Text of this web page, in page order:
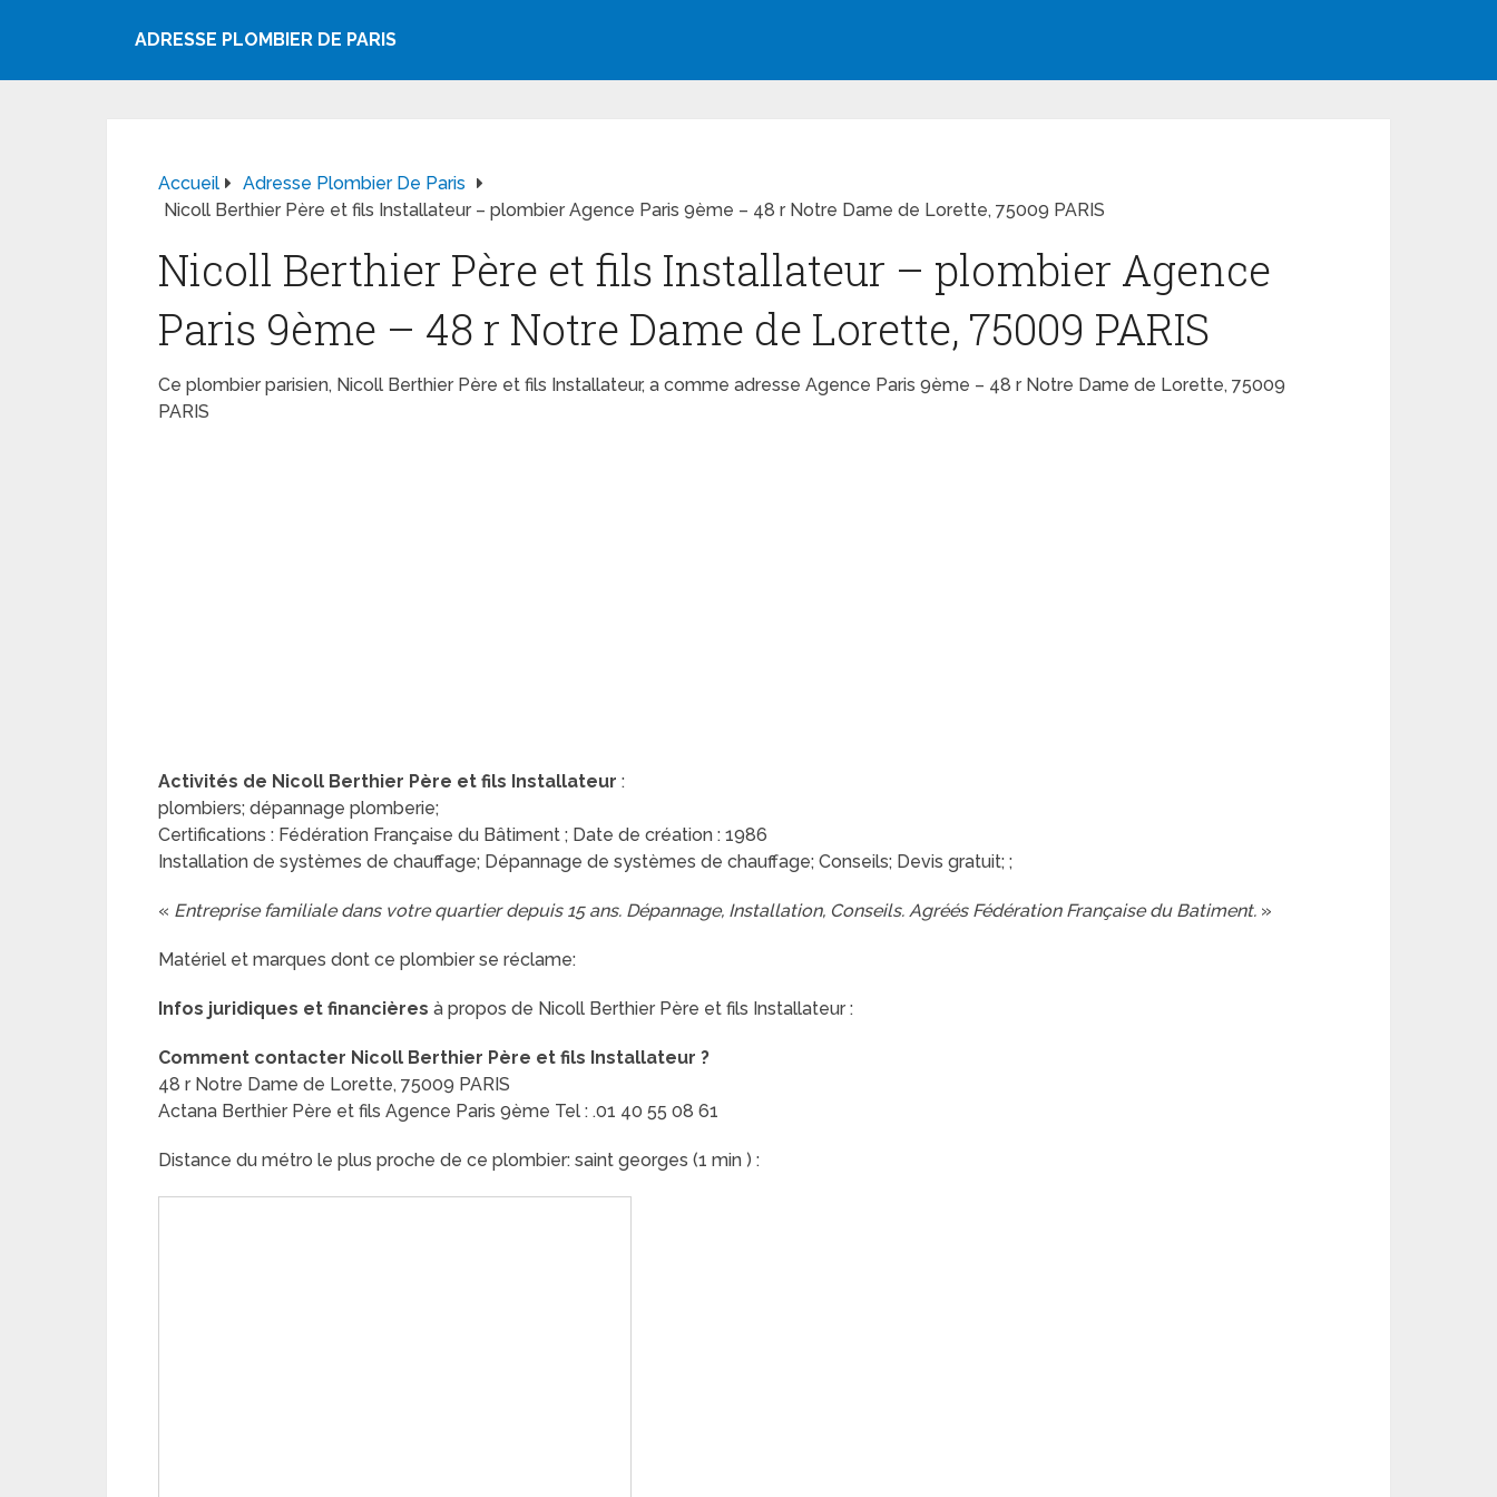
ADRESSE PLOMBIER DE PARIS
Accueil
Adresse Plombier De Paris
Nicoll Berthier Père et fils Installateur – plombier Agence Paris 9ème – 48 r Notre Dame de Lorette, 75009 PARIS
Nicoll Berthier Père et fils Installateur – plombier Agence
Paris 9ème – 48 r Notre Dame de Lorette, 75009 PARIS
Ce plombier parisien, Nicoll Berthier Père et fils Installateur, a comme adresse Agence Paris 9ème – 48 r Notre Dame de Lorette, 75009
PARIS
Activités de Nicoll Berthier Père et fils Installateur :
plombiers; dépannage plomberie;
Certifications : Fédération Française du Bâtiment ; Date de création : 1986
Installation de systèmes de chauffage; Dépannage de systèmes de chauffage; Conseils; Devis gratuit; ;
« Entreprise familiale dans votre quartier depuis 15 ans. Dépannage, Installation, Conseils. Agréés Fédération Française du Batiment. »
Matériel et marques dont ce plombier se réclame:
Infos juridiques et financières à propos de Nicoll Berthier Père et fils Installateur :
Comment contacter Nicoll Berthier Père et fils Installateur ?
48 r Notre Dame de Lorette, 75009 PARIS
Actana Berthier Père et fils Agence Paris 9ème Tel : .01 40 55 08 61
Distance du métro le plus proche de ce plombier: saint georges (1 min ) :